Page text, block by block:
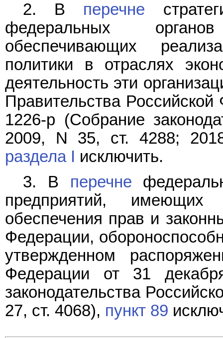
2. В перечне
федеральных
обеспечивающих
политики в отраслях
деятельность эти
Правительства Российской
1226-р (Собрание
2009, N 35, ст. 4288;
раздела I исключить.
3. В перечне
предприятий, имеющих
обеспечения прав и
Федерации,
утвержденном
Федерации от 31
законодательства
27, ст. 4068), пункт 89